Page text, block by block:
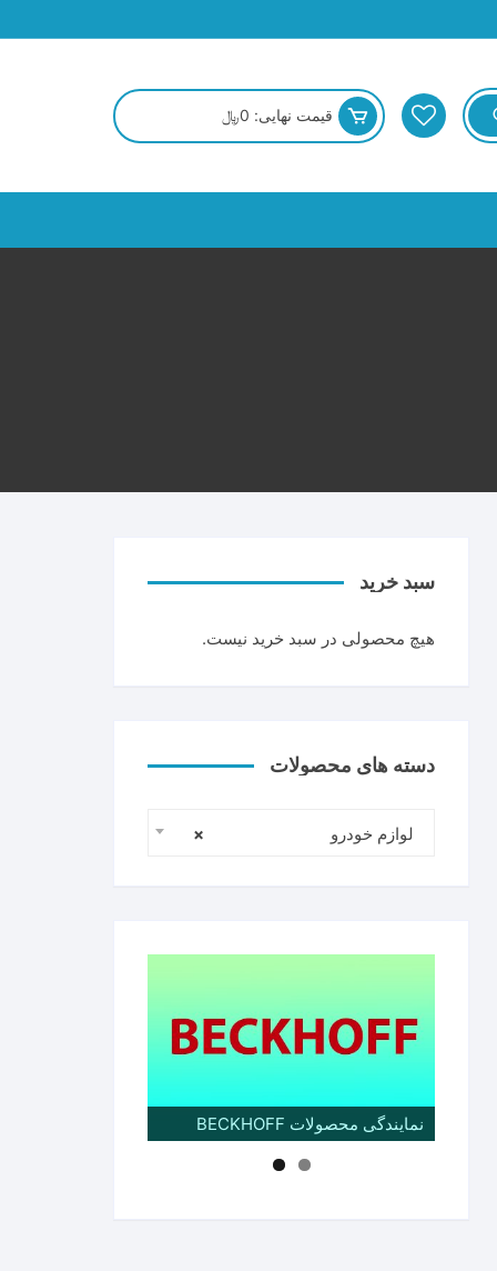
قیمت نهایی: 0﷼
سبد خرید
هیچ محصولی در سبد خرید نیست.
دسته های محصولات
× لوازم خودرو
نمایندگی محصولات BECKHOFF